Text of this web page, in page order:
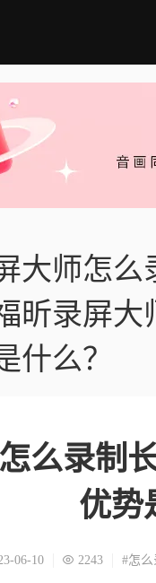
大师怎么
昕录屏大
什么？
么录制
优势
06-10 2243 #怎